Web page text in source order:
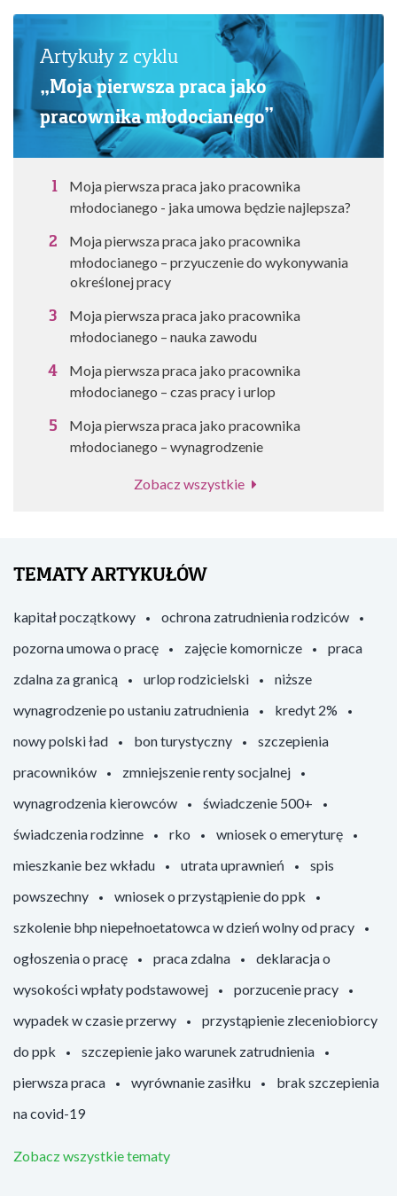
Artykuły z cyklu
„Moja pierwsza praca jako
pracownika młodocianego”
Moja pierwsza praca jako pracownika
młodocianego - jaka umowa będzie najlepsza?
Moja pierwsza praca jako pracownika
młodocianego – przyuczenie do wykonywania
określonej pracy
Moja pierwsza praca jako pracownika
młodocianego – nauka zawodu
Moja pierwsza praca jako pracownika
młodocianego – czas pracy i urlop
Moja pierwsza praca jako pracownika
młodocianego – wynagrodzenie
Zobacz wszystkie
TEMATY ARTYKUŁÓW
kapitał początkowy
ochrona zatrudnienia rodziców
pozorna umowa o pracę
zajęcie komornicze
praca
zdalna za granicą
urlop rodzicielski
niższe
wynagrodzenie po ustaniu zatrudnienia
kredyt 2%
nowy polski ład
bon turystyczny
szczepienia
pracowników
zmniejszenie renty socjalnej
wynagrodzenia kierowców
świadczenie 500+
świadczenia rodzinne
rko
wniosek o emeryturę
mieszkanie bez wkładu
utrata uprawnień
spis
powszechny
wniosek o przystąpienie do ppk
szkolenie bhp niepełnoetatowca w dzień wolny od pracy
ogłoszenia o pracę
praca zdalna
deklaracja o
wysokości wpłaty podstawowej
porzucenie pracy
wypadek w czasie przerwy
przystąpienie zleceniobiorcy
do ppk
szczepienie jako warunek zatrudnienia
pierwsza praca
wyrównanie zasiłku
brak szczepienia
na covid-19
Zobacz wszystkie tematy